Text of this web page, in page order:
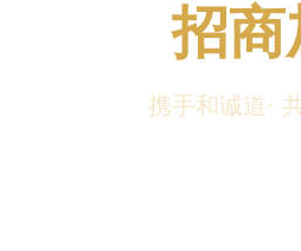
招商
携手和诚道·